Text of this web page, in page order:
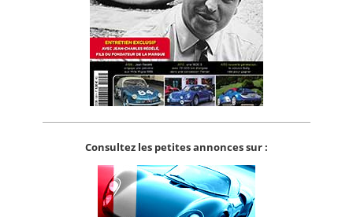
Consultez les petites annonces sur :